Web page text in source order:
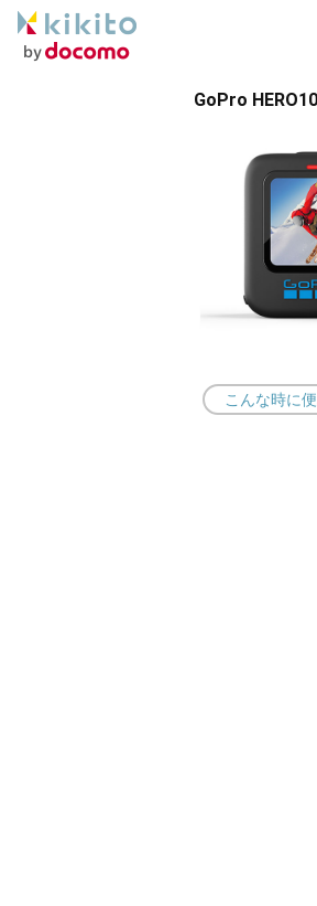
GoPro
こんな時に